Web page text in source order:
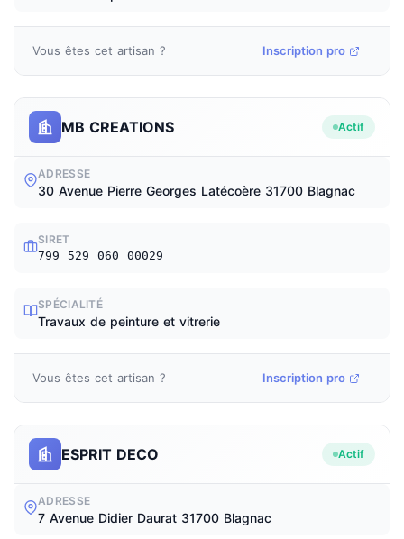
Vous êtes cet artisan ? Inscription pro
MB CREATIONS Actif
ADRESSE
30 Avenue Pierre Georges Latécoère 31700 Blagnac
SIRET
799 529 060 00029
SPÉCIALITÉ
Travaux de peinture et vitrerie
Vous êtes cet artisan ? Inscription pro
ESPRIT DECO Actif
ADRESSE
7 Avenue Didier Daurat 31700 Blagnac